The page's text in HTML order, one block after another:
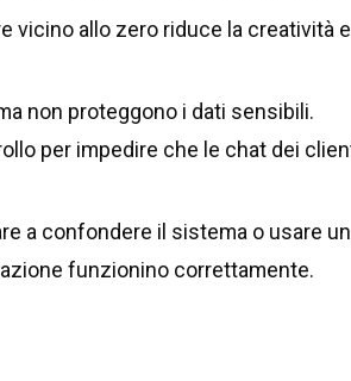
vicino allo zero riduce la creatività e
non proteggono i dati sensibili.
per impedire che le chat dei
a confondere il sistema o usare un
funzionino correttamente.